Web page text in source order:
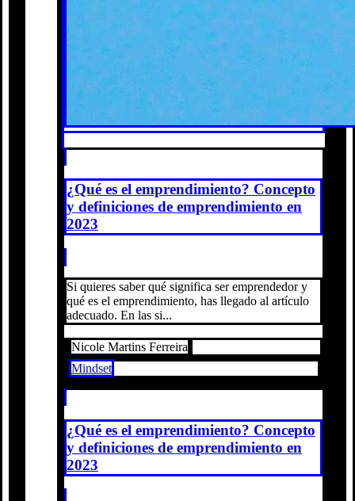
¿Qué es el emprendimiento? Concepto
y definiciones de emprendimiento en
2023
Si quieres saber qué significa ser emprendedor y
qué es el emprendimiento, has llegado al artículo
adecuado. En las si...
Nicole Martins Ferreira
Mindset
¿Qué es el emprendimiento? Concepto
y definiciones de emprendimiento en
2023